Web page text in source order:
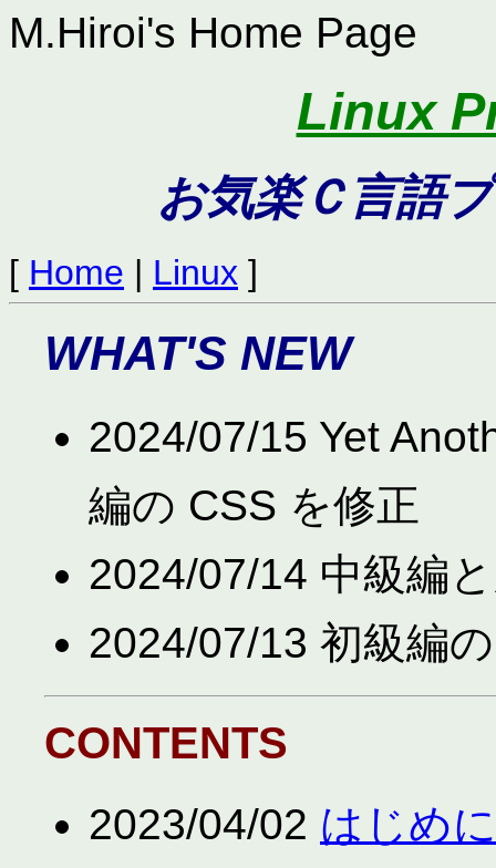
M.Hiroi's Home Page
Linux
お気楽Ｃ言語
[ Home | Linux ]
WHAT'S NEW
2024/07/15 Yet
編の CSS を修正
2024/07/14 中級編
2024/07/13 初級編
CONTENTS
2023/04/02 はじめに